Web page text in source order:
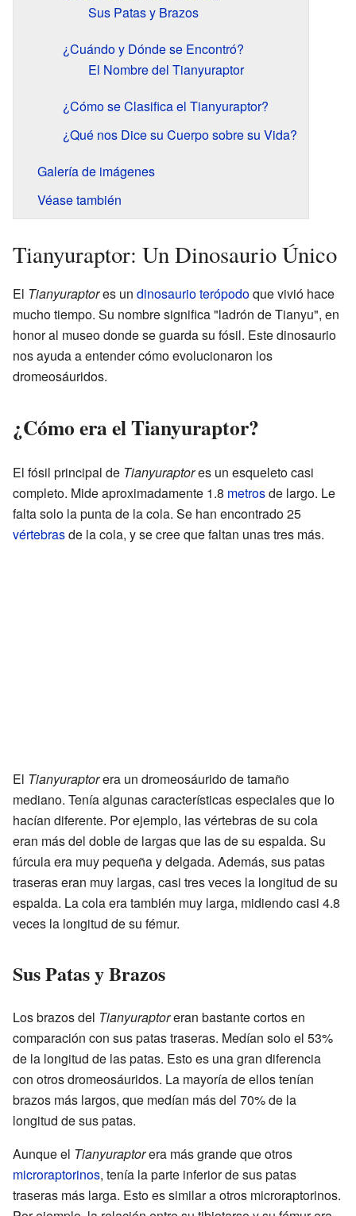
Sus Patas y Brazos
¿Cuándo y Dónde se Encontró?
El Nombre del Tianyuraptor
¿Cómo se Clasifica el Tianyuraptor?
¿Qué nos Dice su Cuerpo sobre su Vida?
Galería de imágenes
Véase también
Tianyuraptor: Un Dinosaurio Único
El Tianyuraptores un dinosaurioterópodoque vivió hace
mucho tiempo. Su nombre significa "ladrón de Tianyu", en
honor al museo donde se guarda su fósil. Este dinosaurio
nos ayuda a entender cómo evolucionaron los
dromeosáuridos.
¿Cómo era el Tianyuraptor?
El fósil principal de Tianyuraptores un esqueleto casi
completo. Mide aproximadamente 1.8 metrosde largo. Le
falta solo la punta de la cola. Se han encontrado 25
vértebrasde la cola, y se cree que faltan unas tres más.
El Tianyuraptorera un dromeosáurido de tamaño
mediano. Tenía algunas características especiales que lo
hacían diferente. Por ejemplo, las vértebras de su cola
eran más del doble de largas que las de su espalda. Su
fúrcula era muy pequeña y delgada. Además, sus patas
traseras eran muy largas, casi tres veces la longitud de su
espalda. La cola era también muy larga, midiendo casi 4.8
veces la longitud de su fémur.
Sus Patas y Brazos
Los brazos del Tianyuraptoreran bastante cortos en
comparación con sus patas traseras. Medían solo el 53%
de la longitud de las patas. Esto es una gran diferencia
con otros dromeosáuridos. La mayoría de ellos tenían
brazos más largos, que medían más del 70% de la
longitud de sus patas.
Aunque el Tianyuraptorera más grande que otros
microraptorinos, tenía la parte inferior de sus patas
traseras más larga. Esto es similar a otros microraptorinos.